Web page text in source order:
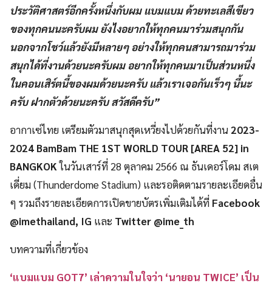
ประวัติศาสตร์อีกครั้งหนึ่งกับผม แบมแบม ด้วยทะเลสีเขียว
ของทุกคนนะครับผม ยังไงอยากให้ทุกคนมาร่วมสนุกกัน
นอกจากโชว์แล้วยังมีหลายๆ อย่างให้ทุกคนสามารถมาร่วม
สนุกได้ที่งานด้วยนะครับผม อยากให้ทุกคนมาเป็นส่วนหนึ่ง
ในคอนเสิร์ตนี้ของผมด้วยนะครับ แล้วเราเจอกันเร็วๆ นี้นะ
ครับ ฝากตัวด้วยนะครับ สวัสดีครับ”
อากาเซ่ไทย เตรียมตัวมาสนุกสุดเหวี่ยงไปด้วยกันที่งาน 2023-
2024 BamBam THE 1ST WORLD TOUR [AREA 52] in
BANGKOKในวันเสาร์ที่ 28 ตุลาคม 2566 ณ ธันเดอร์โดม สเต
เดี่ยม (Thunderdome Stadium) และรอติดตามรายละเอียดอื่น
ๆ รวมถึงรายละเอียดการเปิดขายบัตรเพิ่มเติมได้ที่ Facebook
@imethailand, IG และ Twitter @ime_th
บทความที่เกี่ยวข้อง
‘แบมแบม GOT7’ เล่าความในใจว่า ‘นายอน TWICE’ เป็น